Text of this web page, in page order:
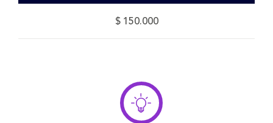
$ 150.000